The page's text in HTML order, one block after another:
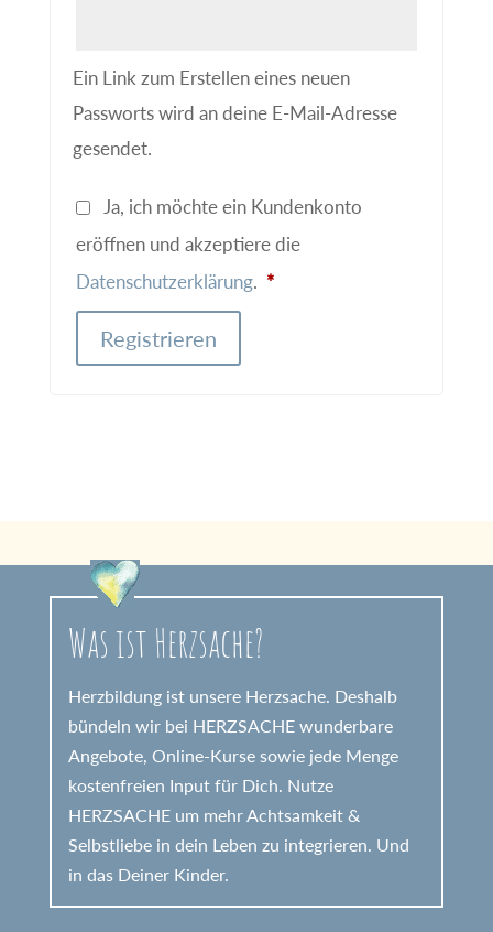
Ein Link zum Erstellen eines neuen
Passworts wird an deine E-Mail-Adresse
gesendet.
Ja, ich möchte ein Kundenkonto
eröffnen und akzeptiere die
Datenschutzerklärung. *Erforderlich
Registrieren
n
a
t
v
Was ist Herzsache?
Herzbildung ist unsere Herzsache. Deshalb
bündeln wir bei HERZSACHE wunderbare
Angebote, Online-Kurse sowie jede Menge
kostenfreien Input für Dich. Nutze
HERZSACHE um mehr Achtsamkeit &
Selbstliebe in dein Leben zu integrieren. Und
in das Deiner Kinder.